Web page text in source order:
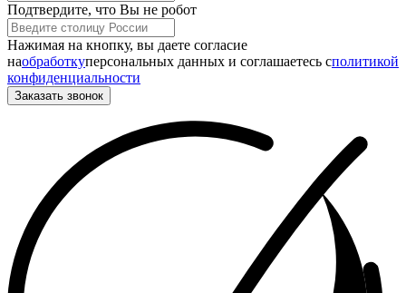
Подтвердите, что Вы не робот
Нажимая на кнопку, вы даете согласие
наобработкуперсональных данных и соглашаетесь cполитикой
конфиденциальности
Заказать звонок